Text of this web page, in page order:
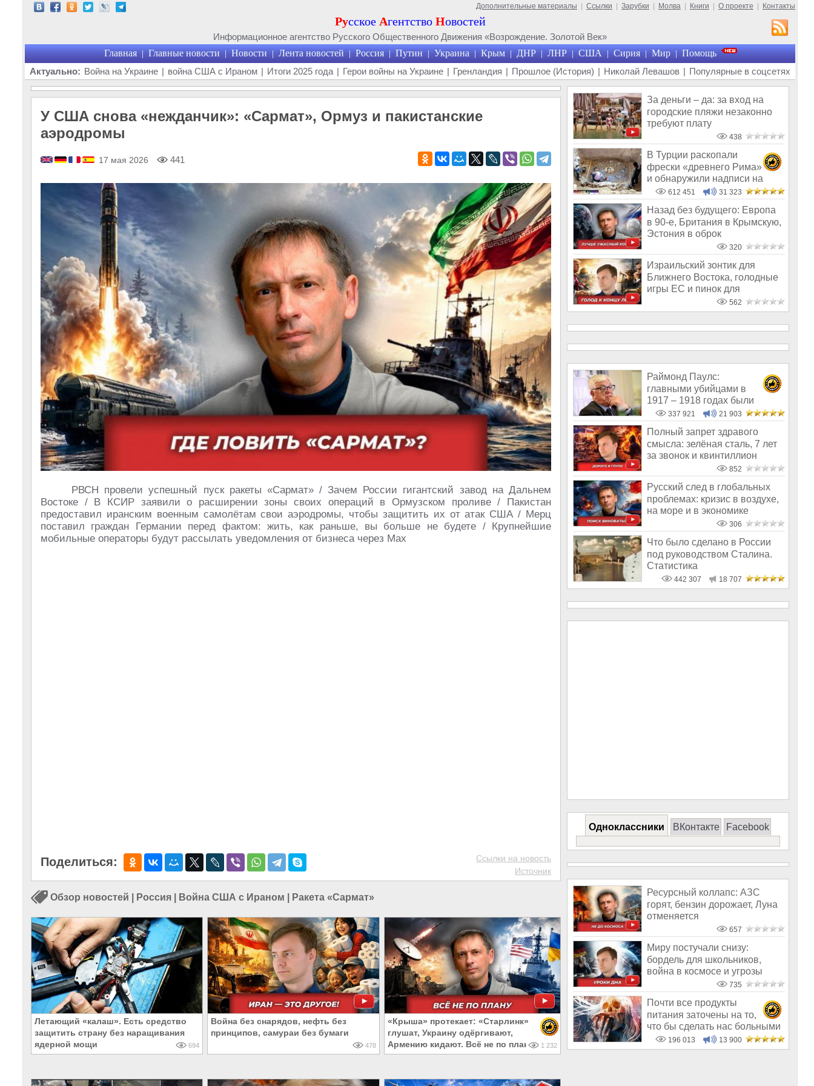
Дополнительные материалы Ссылки Зарубки Молва Книги О проекте Контакты
Русское Агентство Новостей
Информационное агентство Русского Общественного Движения «Возрождение. Золотой Век»
Главная | Главные новости | Новости | Лента новостей | Россия | Путин | Украина | Крым | ДНР | ЛНР | США | Сирия | Мир | Помощь
Актуально: Война на Украине | война США с Ираном | Итоги 2025 года | Герои войны на Украине | Гренландия | Прошлое (История) | Николай Левашов | Популярные в соцсетях
У США снова «нежданчик»: «Сармат», Ормуз и пакистанские
аэродромы
17 мая 2026 441
РВСН провели успешный пуск ракеты «Сармат» / Зачем России гигантский завод на Дальнем
Востоке / В КСИР заявили о расширении зоны своих операций в Ормузском проливе / Пакистан
предоставил иранским военным самолётам свои аэродромы, чтобы защитить их от атак США / Мерц
поставил граждан Германии перед фактом: жить, как раньше, вы больше не будете / Крупнейшие
мобильные операторы будут рассылать уведомления от бизнеса через Max
Поделиться:
Ссылки на новость
Источник
Обзор новостей Россия Война США с Ираном Ракета «Сармат»
Летающий «калаш». Есть средство
защитить страну без наращивания
ядерной мощи
694
Война без снарядов, нефть без
принципов, самураи без бумаги
478
«Крыша» протекает: «Старлинк»
глушат, Украину одёргивают,
Армению кидают. Всё не по плану
1 232
За деньги – да: за вход на
городские пляжи незаконно
требуют плату
438
В Турции раскопали
фрески «древнего Рима»
и обнаружили надписи на
Русском!
612 451 31 323
Назад без будущего: Европа
в 90-е, Британия в Крымскую,
Эстония в оброк
320
Израильский зонтик для
Ближнего Востока, голодные
игры ЕС и пинок для
562
Раймонд Паулс:
главными убийцами в
1917 – 1918 годах были
латыши и евреи, а не русс
337 921 21 903
Полный запрет здравого
смысла: зелёная сталь, 7 лет
за звонок и квинтиллион
852
Русский след в глобальных
проблемах: кризис в воздухе,
на море и в экономике
306
Что было сделано в России
под руководством Сталина.
Статистика
442 307 18 707
Одноклассники ВКонтакте Facebook
Ресурсный коллапс: АЗС
горят, бензин дорожает, Луна
отменяется
657
Миру постучали снизу:
бордель для школьников,
война в космосе и угрозы
735
Почти все продукты
питания заточены на то,
что бы сделать нас больными
и бесплодным
196 013 13 900